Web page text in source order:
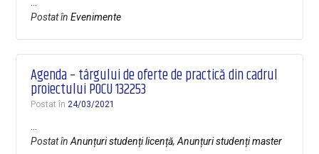
Postat înEvenimente
Agenda – târgului de oferte de practică din cadrul
proiectului POCU 132253
Postat în24/03/2021
Postat înAnunțuri studenți licență,Anunțuri studenți master